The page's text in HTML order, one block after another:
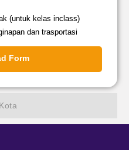
(untuk kelas inclass)
dan trasportasi
Form